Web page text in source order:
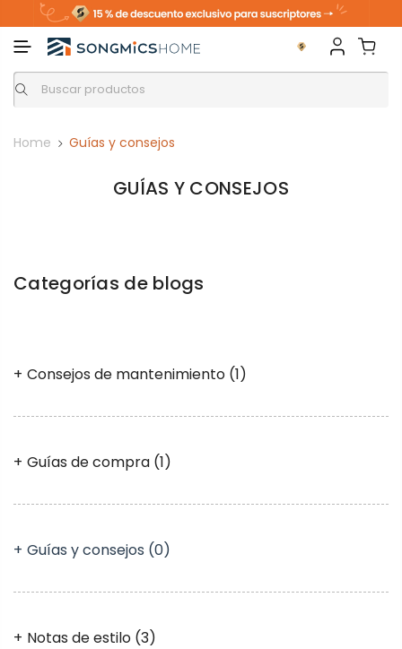
Home Guías y consejos
GUÍAS Y CONSEJOS
Categorías de blogs
Consejos de mantenimiento (1)
Guías de compra (1)
Guías y consejos (0)
Notas de estilo (3)